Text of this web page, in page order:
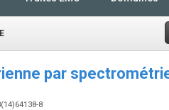
par
8